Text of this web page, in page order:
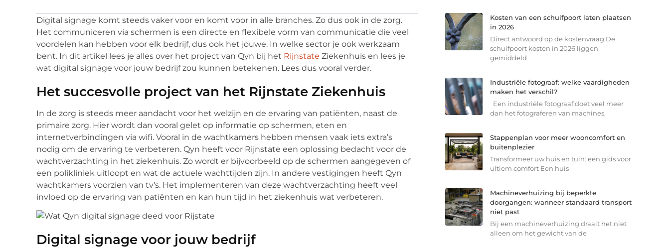
Digital signage komt steeds vaker voor en komt voor in alle branches. Zo dus ook in de zorg.
Het communiceren via schermen is een directe en flexibele vorm van communicatie die veel
voordelen kan hebben voor elk bedrijf, dus ook het jouwe. In welke sector je ook werkzaam
bent. In dit artikel lees je alles over het project van Qyn bij het Rijnstate Ziekenhuis en lees je
wat digital signage voor jouw bedrijf zou kunnen betekenen. Lees dus vooral verder.
Het succesvolle project van het Rijnstate Ziekenhuis
In de zorg is steeds meer aandacht voor het welzijn en de ervaring van patiënten, naast de
primaire zorg. Hier wordt dan vooral gelet op informatie op schermen, eten en
internetverbindingen via wifi. Vooral in de wachtkamers hebben mensen vaak iets extra’s
nodig om de ervaring te verbeteren. Qyn heeft voor Rijnstate een oplossing bedacht voor de
wachtverzachting in het ziekenhuis. Zo wordt er bijvoorbeeld op de schermen aangegeven of
een polikliniek uitloopt en wat de actuele wachttijden zijn. In andere vestigingen heeft Qyn
wachtkamers voorzien van tv’s. Het implementeren van deze wachtverzachting heeft veel
invloed op de ervaring van patiënten en kan hun tijd in het ziekenhuis wat verbeteren.
Digital signage voor jouw bedrijf
Kosten van een schuifpoort laten plaatsen
in 2026
Direct antwoord op de kostenvraag De
schuifpoort kosten in 2026 liggen
gemiddeld
Industriële fotograaf: welke vaardigheden
maken het verschil?
Een industriële fotograaf doet veel meer
dan het fotograferen van machines,
Stappenplan voor meer wooncomfort en
buitenplezier
Transformeer uw huis en tuin: een gids voor
ultiem comfort Een huis
Machineverhuizing bij beperkte
doorgangen: wanneer standaard transport
niet past
Bij een machineverhuizing draait het niet
alleen om het gewicht van de